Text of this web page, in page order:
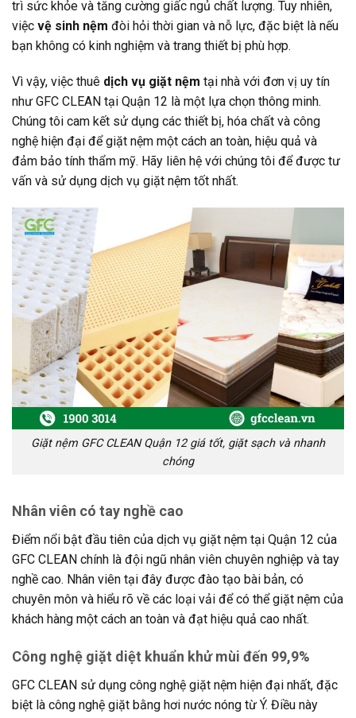
trì sức khỏe và tăng cường giấc ngủ chất lượng. Tuy nhiên,
việc vệ sinh nệm đòi hỏi thời gian và nỗ lực, đặc biệt là nếu
bạn không có kinh nghiệm và trang thiết bị phù hợp.
Vì vậy, việc thuê dịch vụ giặt nệm tại nhà với đơn vị uy tín
như GFC CLEAN tại Quận 12 là một lựa chọn thông minh.
Chúng tôi cam kết sử dụng các thiết bị, hóa chất và công
nghệ hiện đại để giặt nệm một cách an toàn, hiệu quả và
đảm bảo tính thẩm mỹ. Hãy liên hệ với chúng tôi để được tư
vấn và sử dụng dịch vụ giặt nệm tốt nhất.
Giặt nệm GFC CLEAN Quận 12 giá tốt, giặt sạch và nhanh
chóng
Nhân viên có tay nghề cao
Điểm nổi bật đầu tiên của dịch vụ giặt nệm tại Quận 12 của
GFC CLEAN chính là đội ngũ nhân viên chuyên nghiệp và tay
nghề cao. Nhân viên tại đây được đào tạo bài bản, có
chuyên môn và hiểu rõ về các loại vải để có thể giặt nệm của
khách hàng một cách an toàn và đạt hiệu quả cao nhất.
Công nghệ giặt diệt khuẩn khử mùi đến 99,9%
GFC CLEAN sử dụng công nghệ giặt nệm hiện đại nhất, đặc
biệt là công nghệ giặt bằng hơi nước nóng từ Ý. Điều này